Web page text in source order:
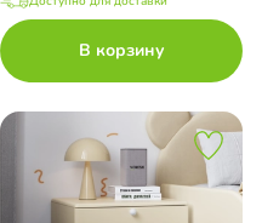
В корзину